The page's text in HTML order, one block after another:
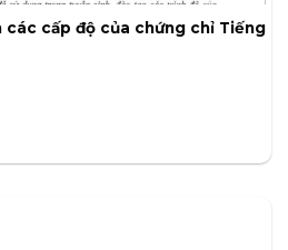
các cấp độ của chứng chỉ Tiếng